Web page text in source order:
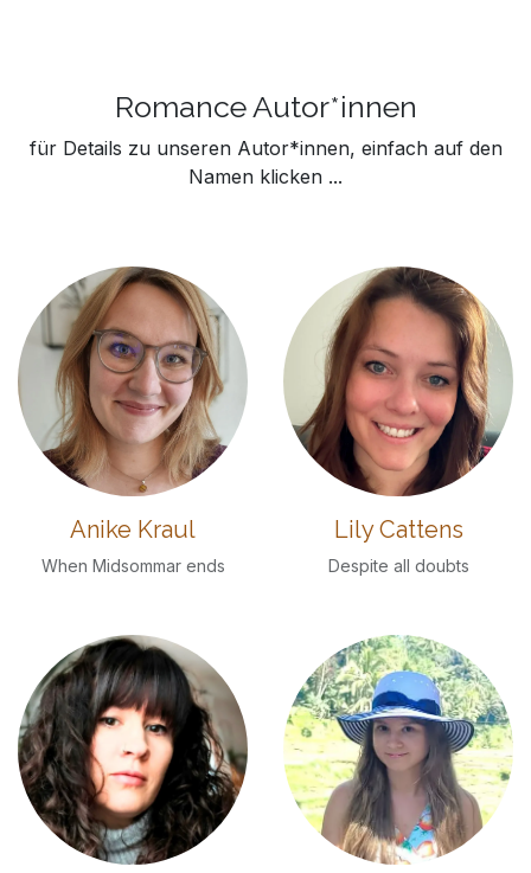
Romance Autor*innen
für Details zu unseren Autor*innen, einfach auf den
Namen klicken ...
Anike Kraul
When Midsommar ends
Lily Cattens
Despite all doubts